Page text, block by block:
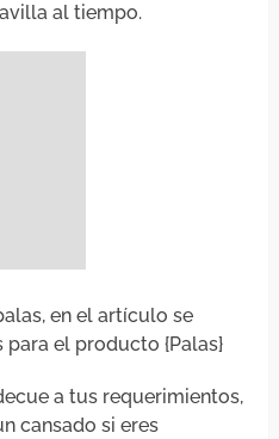
al tiempo.
en el artículo se
el producto {Palas}
a tus requerimientos,
cansado si eres